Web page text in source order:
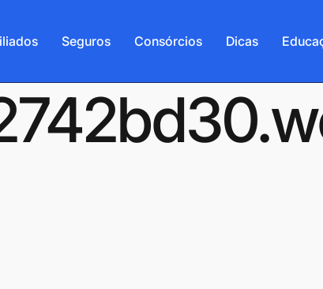
Seguros Consórcios Dicas